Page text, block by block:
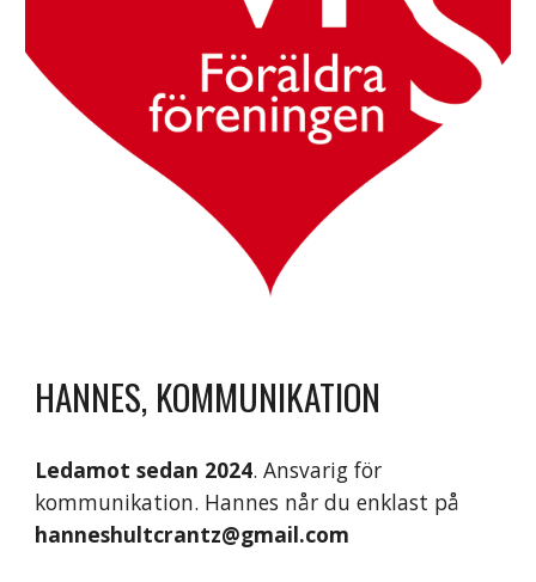
HANNES, KOMMUNIKATION
Ledamot sedan 2024. Ansvarig för
kommunikation. Hannes når du enklast på
hanneshultcrantz@gmail.com